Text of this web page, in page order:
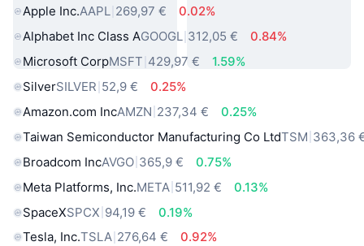
Apple Inc.AAPL 269,97 €
0.02%
Alphabet Inc Class AGOOGL 312,05 €
0.84%
Microsoft CorpMSFT 429,97 €
1.59%
SilverSILVER 52,9 €
0.25%
Amazon.com IncAMZN 237,34 €
0.25%
Taiwan Semiconductor Manufacturing Co LtdTSM 363,36
Broadcom IncAVGO 365,9 €
0.75%
Meta Platforms, Inc.META 511,92 €
0.13%
SpaceXSPCX 94,19 €
0.19%
Tesla, Inc.TSLA 276,64 €
0.92%